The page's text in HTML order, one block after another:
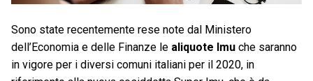
Sono state recentemente rese note dal Ministero
dell’Economia e delle Finanze le aliquote Imu che saranno
in vigore per i diversi comuni italiani per il 2020, in